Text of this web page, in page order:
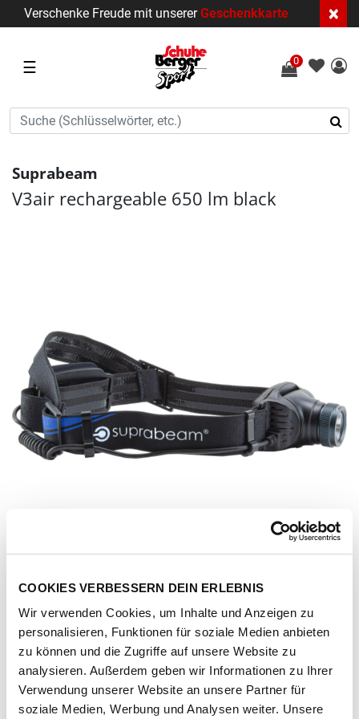
COOKIES VERBESSERN DEIN ERLEBNIS
Wir verwenden Cookies, um Inhalte und Anzeigen zu
personalisieren, Funktionen für soziale Medien anbieten
zu können und die Zugriffe auf unsere Website zu
analysieren. Außerdem geben wir Informationen zu Ihrer
Verwendung unserer Website an unsere Partner für
soziale Medien, Werbung und Analysen weiter. Unsere
Verschenke Freude mit unsererGeschenkkarte ×
☰ 0
Suprabeam
V3air rechargeable 650 lm black
Artikel-Nr.167638-1011-1001